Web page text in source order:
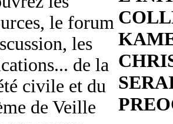
le forum
les
de la
civile et du
de Veille